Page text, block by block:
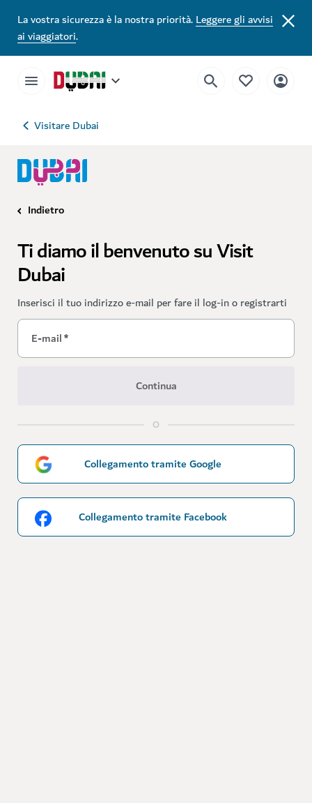
La vostra sicurezza è la nostra priorità.Leggere gli avvisi
ai viaggiatori.
Visitare Dubai
Indietro
Ti diamo il benvenuto su Visit
Dubai
Inserisci il tuo indirizzo e-mail per fare il log-in o registrarti
E-mail*
Continua
O
Collegamento tramite Google
Collegamento tramite Facebook